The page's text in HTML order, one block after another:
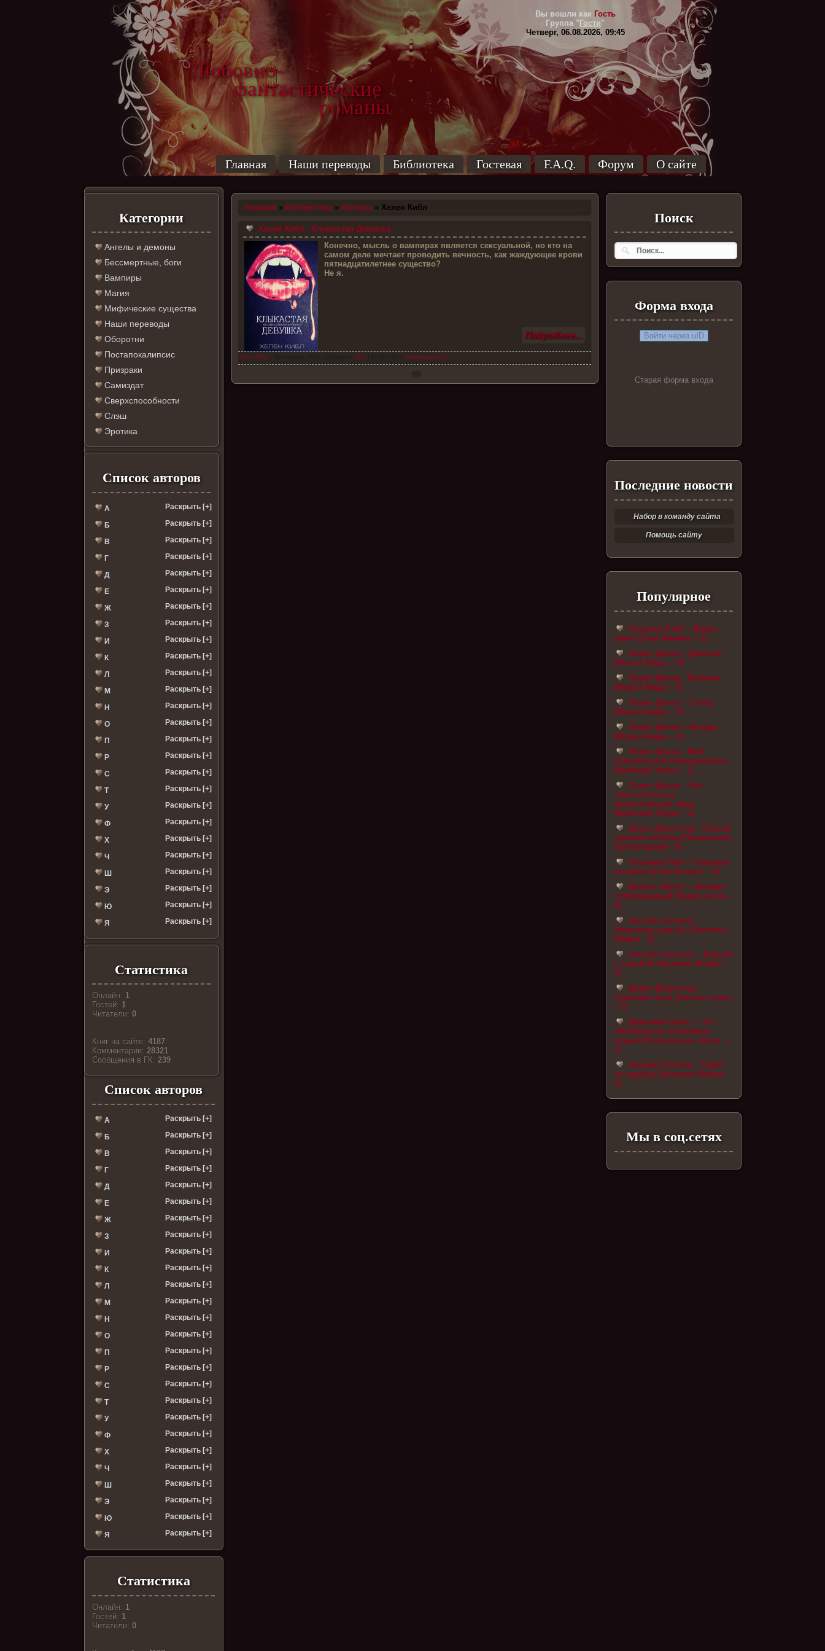
Любовно-
фантастические
романы
Вы вошли как Гость
Группа " Гости"
Четверг, 06.08.2026, 09:45
Главная Наши переводы Библиотека Гостевая F.A.Q. Форум О сайте
Категории
Ангелы и демоны
Бессмертные, боги
Вампиры
Магия
Мифические существа
Наши переводы
Оборотни
Постапокалипсис
Призраки
Самиздат
Сверхспособности
Слэш
Эротика
Список авторов
А Раскрыть [+]
Б Раскрыть [+]
В Раскрыть [+]
Г Раскрыть [+]
Д Раскрыть [+]
Е Раскрыть [+]
Ж Раскрыть [+]
З Раскрыть [+]
И Раскрыть [+]
К Раскрыть [+]
Л Раскрыть [+]
М Раскрыть [+]
Н Раскрыть [+]
О Раскрыть [+]
П Раскрыть [+]
Р Раскрыть [+]
С Раскрыть [+]
Т Раскрыть [+]
У Раскрыть [+]
Ф Раскрыть [+]
Х Раскрыть [+]
Ч Раскрыть [+]
Ш Раскрыть [+]
Э Раскрыть [+]
Ю Раскрыть [+]
Я Раскрыть [+]
Статистика
Онлайн: 1
Гостей: 1
Читатели: 0
Книг на сайте: 4187
Комментарии: 28321
Cообщения в ГК: 239
Список авторов
А Раскрыть [+]
Б Раскрыть [+]
В Раскрыть [+]
Г Раскрыть [+]
Д Раскрыть [+]
Е Раскрыть [+]
Ж Раскрыть [+]
З Раскрыть [+]
И Раскрыть [+]
К Раскрыть [+]
Л Раскрыть [+]
М Раскрыть [+]
Н Раскрыть [+]
О Раскрыть [+]
П Раскрыть [+]
Р Раскрыть [+]
С Раскрыть [+]
Т Раскрыть [+]
У Раскрыть [+]
Ф Раскрыть [+]
Х Раскрыть [+]
Ч Раскрыть [+]
Ш Раскрыть [+]
Э Раскрыть [+]
Ю Раскрыть [+]
Я Раскрыть [+]
Статистика
Онлайн: 1
Гостей: 1
Читатели: 0
Главная » Библиотека» Авторы » Хелен Кибл
Хелен Кибл - Клыкастая Девушка
Конечно, мысль о вампирах является сексуальной, но кто на
самом деле мечтает проводить вечность, как жаждующее крови
пятнадцатилетнее существо?
Не я.
Подробнее...
Хелен Кибл| Просмотров: 4556 | Добавила: Ulya| Комментарии (6)
Поиск
Форма входа
Войти через uID
Старая форма входа
Последние новости
Набор в команду сайта
Помощь сайту
Популярное
Сюзанна Райт – Дикие
грехи (Стая Феникс – 1)
Лорен Донер – Джастис
(Новые Виды – 4)
Лорен Донер - Валиант
(Новые Виды - 3)
Лорен Донер – Слейд
(Новые виды – 2)
Лорен Донер – Фьюри
(Новые виды – 1)
Лорен Донер - Мой
сексуальный телохранитель
(Брачный сезон – 1)
Лорен Донер – Его
замечательная,
мурлыкающая пара
(Брачный Сезон – 2)
Джена Шоуолтер - Самый
темный соблазн (Повелители
Преисподней - 9)
Сюзанна Райт – Грешные
желания (Стая Феникс – 2)
Джанин Фрост – Дважды
соблазненный (Принц ночи –
2)
Амелия Хатчинс -
Насмешка судьбы (Хроники
Фейри - 2)
Амелия Хатчинс – Борьба
с судьбой (Хроники Фейри –
1)
Джена Шоуолтер -
Грешные ночи (Ангелы тьмы
- 1)
Джессика Симс — Ты
обязательно полюбишь
клыки (Полуночные связи —
3)
Амелия Хатчинс - Побег
от судьбы (Хроники Фейри -
3)
Мы в соц.сетях